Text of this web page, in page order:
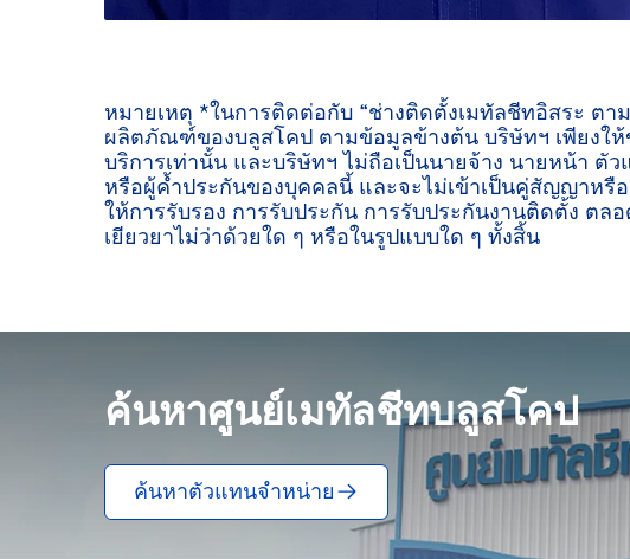
หมายเหตุ *ในการติดต่อกับ “ช่างติดตั้งเมทัลชีทอิสระ ต
ผลิตภัณฑ์ของบลูสโคป ตามข้อมูลข้างต้น บริษัทฯ เพียงใ
บริการเท่านั้น และบริษัทฯ ไม่ถือเป็นนายจ้าง นายหน้า ตั
หรือผู้ค้ำประกันของบุคคลนี้ และจะไม่เข้าเป็นคู่สัญญาหรื
ให้การรับรอง การรับประกัน การรับประกันงานติดตั้ง ตล
เยียวยาไม่ว่าด้วยใด ๆ หรือในรูปแบบใด ๆ ทั้งสิ้น
ค้นหาศูนย์เมทัลชีทบลูสโคป
ค้นหาตัวแทนจำหน่าย